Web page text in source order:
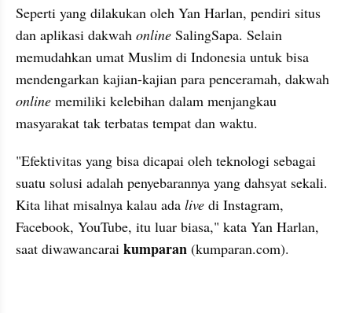
Seperti yang dilakukan oleh Yan Harlan, pendiri situs
dan aplikasi dakwah online SalingSapa. Selain
memudahkan umat Muslim di Indonesia untuk bisa
online memiliki kelebihan dalam menjangkau
masyarakat tak terbatas tempat dan waktu.
"Efektivitas yang bisa dicapai oleh teknologi sebagai
suatu solusi adalah penyebarannya yang dahsyat sekali.
Kita lihat misalnya kalau ada live di Instagram,
Facebook, YouTube, itu luar biasa," kata Yan Harlan,
saat diwawancarai kumparan (kumparan.com).